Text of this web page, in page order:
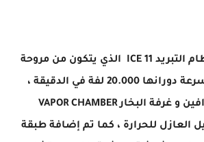
كل هذا إلى جانب نظام التبريد ICE 11 الذي يتكون من مروحة
التبريد و التي تبلغ سرعة دورانها 20.000 لفة في الدقيقة ،
العازل للحرارة ، كما تم إضافة طبقة